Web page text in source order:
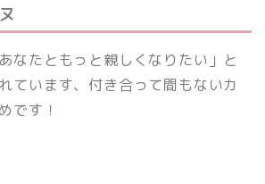
なたともっと親しくなりたい」と
ています、付き合って間もないカ
です！